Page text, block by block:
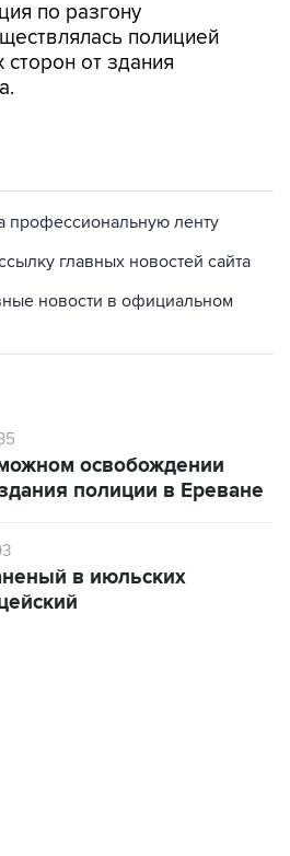
от здания
главных новостей сайта
новости в официальном
полиции в Ереване